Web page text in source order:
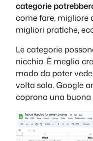
categorie
come fare, migliore
migliori pratiche,
Le categorie
nicchia. È meglio
modo da poter
volta sola. Google
coprono una